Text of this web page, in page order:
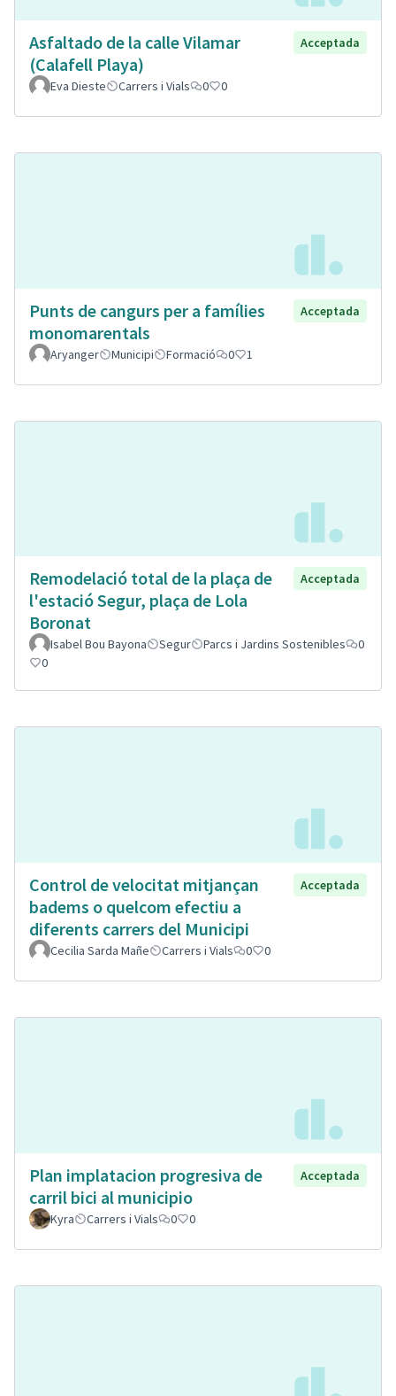
Asfaltado de la calle Vilamar
(Calafell Playa)
Acceptada
Eva Dieste Carrers i Vials 0 0
Punts de cangurs per a famílies
monomarentals
Acceptada
Aryanger Municipi Formació 0 1
Remodelació total de la plaça de
l'estació Segur, plaça de Lola
Boronat
Acceptada
Isabel Bou Bayona Segur Parcs i Jardins Sostenibles
0
0
Control de velocitat mitjançan
badems o quelcom efectiu a
diferents carrers del Municipi
Acceptada
Cecilia Sarda Mañe Carrers i Vials 0 0
Plan implatacion progresiva de
carril bici al municipio
Acceptada
Kyra Carrers i Vials 0 0